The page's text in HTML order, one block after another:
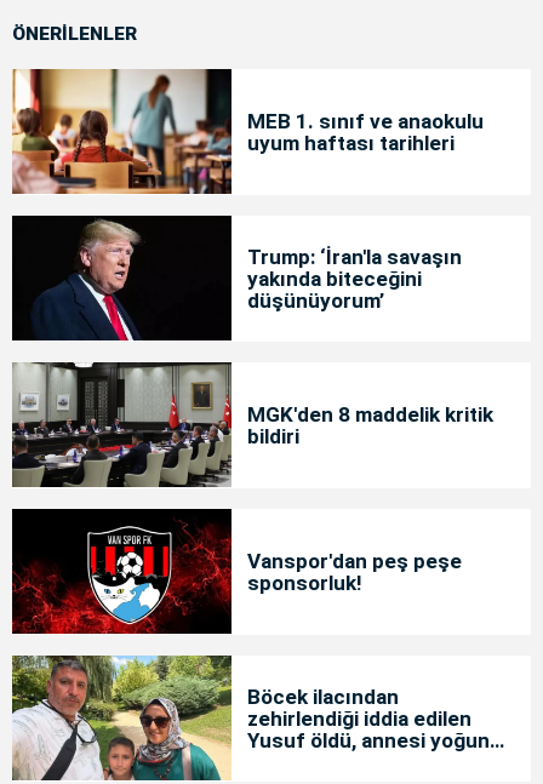
ÖNERİLENLER
MEB 1. sınıf ve anaokulu
uyum haftası tarihleri
Trump: ‘İran'la savaşın
yakında biteceğini
düşünüyorum’
MGK'den 8 maddelik kritik
bildiri
Vanspor'dan peş peşe
sponsorluk!
Böcek ilacından
zehirlendiği iddia edilen
Yusuf öldü, annesi yoğun